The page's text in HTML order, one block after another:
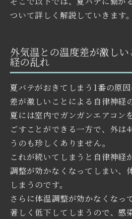
ついて詳しく解説していきます。
外気温との温度差が激し
経の乱れ
夏バテがおきてしまう1番の原
差が激しいことによる自律神経
夏には室内でガンガンエアコン
ごすことができる一方で、外は
うのも珍しくありません。
これが続いてしまうと自律神経
調整が効かなくなってしまい、
しまうのです。
さらに体温調整が効かなくなっ
著しく低下してしまうので、感